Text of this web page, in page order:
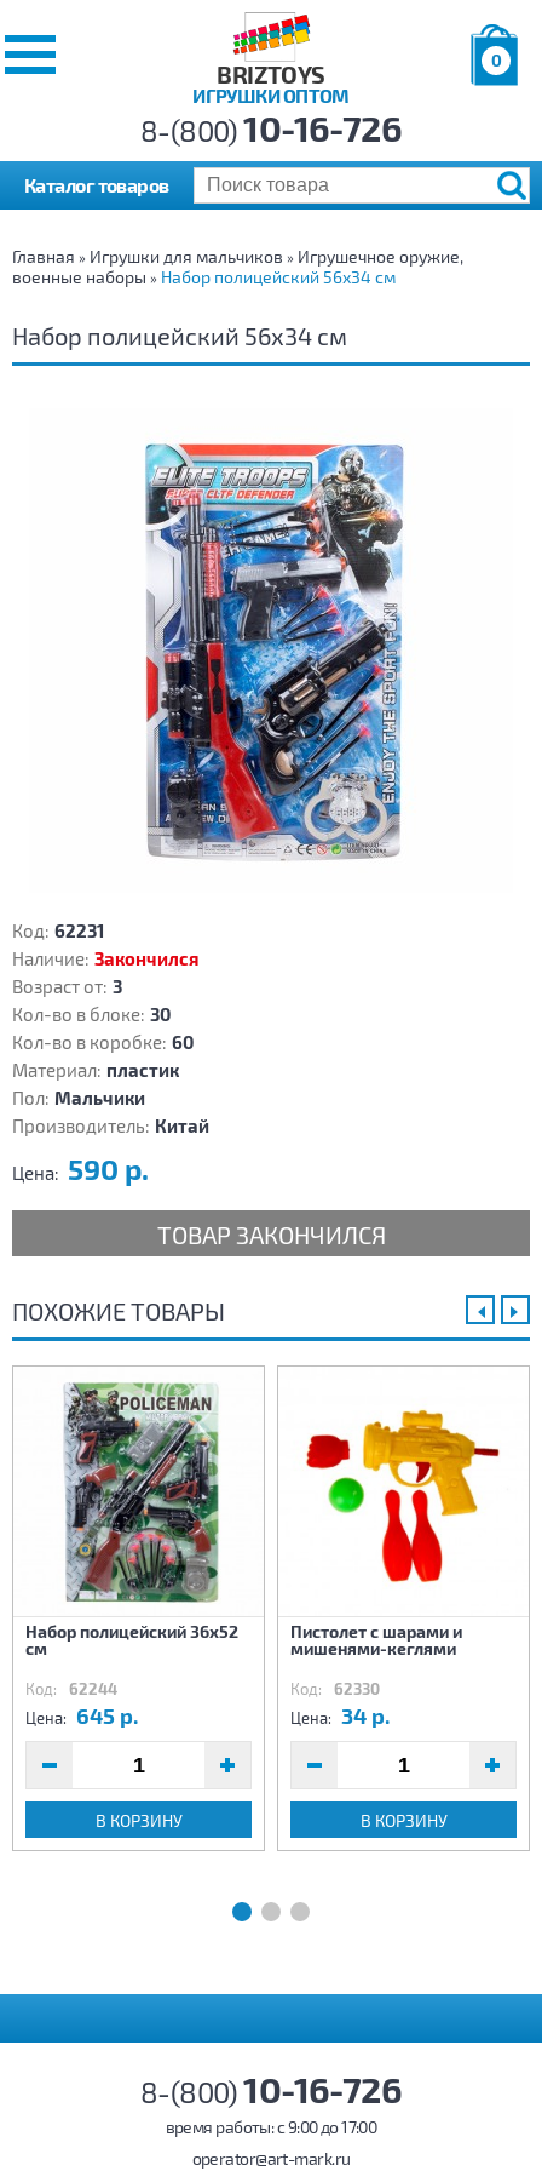
BRIZTOYS
ИГРУШКИ ОПТОМ
0
р.
8-(800)10-16-726
Каталог товаров
Главная » Игрушки для мальчиков » Игрушечное оружие,
военные наборы » Набор полицейский 56х34 см
Набор полицейский 56х34 см
Код: 62231
Наличие: Закончился
Возраст от: 3
Кол-во в блоке: 30
Кол-во в коробке: 60
Материал: пластик
Пол: Мальчики
Производитель: Китай
Цена: 590 р.
ТОВАР ЗАКОНЧИЛСЯ
ПОХОЖИЕ ТОВАРЫ
Набор полицейский 36х52
см
Код: 62244
Цена: 645 р.
В КОРЗИНУ
Пистолет с шарами и
мишенями-кеглями
Код: 62330
Цена: 34 р.
В КОРЗИНУ
8-(800)10-16-726
время работы: c 9:00 до 17:00
operator@art-mark.ru